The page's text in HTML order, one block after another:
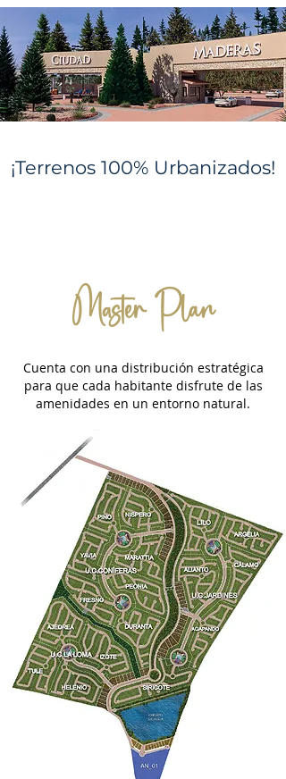
¡Terrenos 100% Urbanizados!
Master Plan
Cuenta con una distribución estratégica
para que cada habitante disfrute de las
amenidades en un entorno natural.